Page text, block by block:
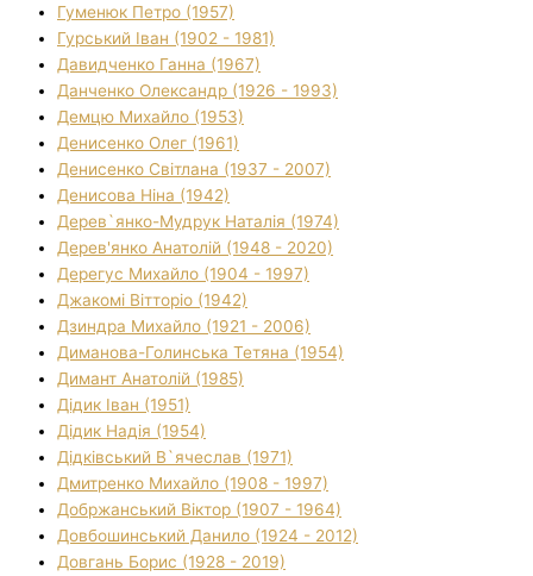
Гуменюк Петро (1957)
Гурський Іван (1902 - 1981)
Давидченко Ганна (1967)
Данченко Олександр (1926 - 1993)
Демцю Михайло (1953)
Денисенко Олег (1961)
Денисенко Світлана (1937 - 2007)
Денисова Ніна (1942)
Дерев`янко-Мудрук Наталія (1974)
Дерев'янко Анатолій (1948 - 2020)
Дерегус Михайло (1904 - 1997)
Джакомі Вітторіо (1942)
Дзиндра Михайло (1921 - 2006)
Диманова-Голинська Тетяна (1954)
Димант Анатолій (1985)
Дідик Іван (1951)
Дідик Надія (1954)
Дідківський В`ячеслав (1971)
Дмитренко Михайло (1908 - 1997)
Добржанський Віктор (1907 - 1964)
Довбошинський Данило (1924 - 2012)
Довгань Борис (1928 - 2019)